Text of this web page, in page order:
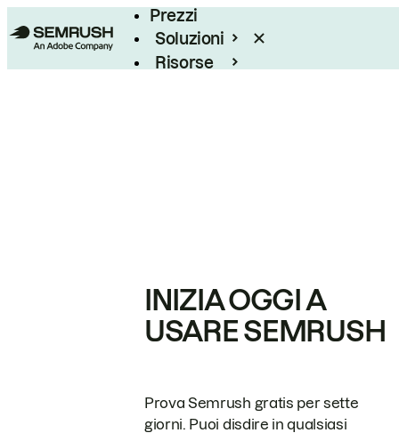
Prezzi
Soluzioni
Risorse
INIZIA OGGI A
USARE SEMRUSH
Prova Semrush gratis per sette
giorni. Puoi disdire in qualsiasi